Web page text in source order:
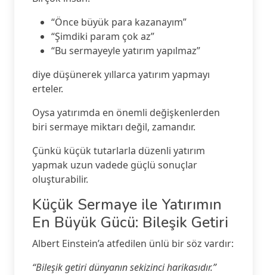
“Önce büyük para kazanayım”
“Şimdiki param çok az”
“Bu sermayeyle yatırım yapılmaz”
diye düşünerek yıllarca yatırım yapmayı
erteler.
Oysa yatırımda en önemli değişkenlerden
biri sermaye miktarı değil, zamandır.
Çünkü küçük tutarlarla düzenli yatırım
yapmak uzun vadede güçlü sonuçlar
oluşturabilir.
Küçük Sermaye ile Yatırımın
En Büyük Gücü: Bileşik Getiri
Albert Einstein’a atfedilen ünlü bir söz vardır:
“Bileşik getiri dünyanın sekizinci harikasıdır.”